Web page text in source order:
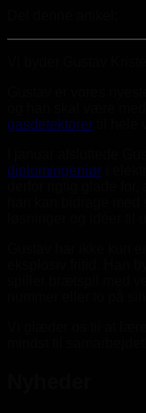
gasdetektorer
diplomingeniør